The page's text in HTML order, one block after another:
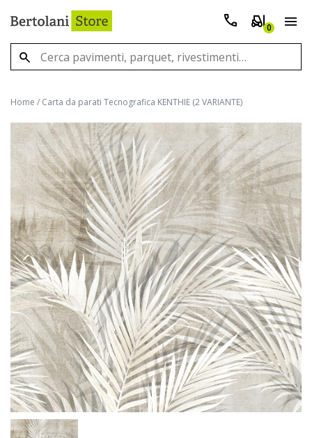
0
Home / Carta da parati Tecnografica KENTHIE (2 VARIANTE)